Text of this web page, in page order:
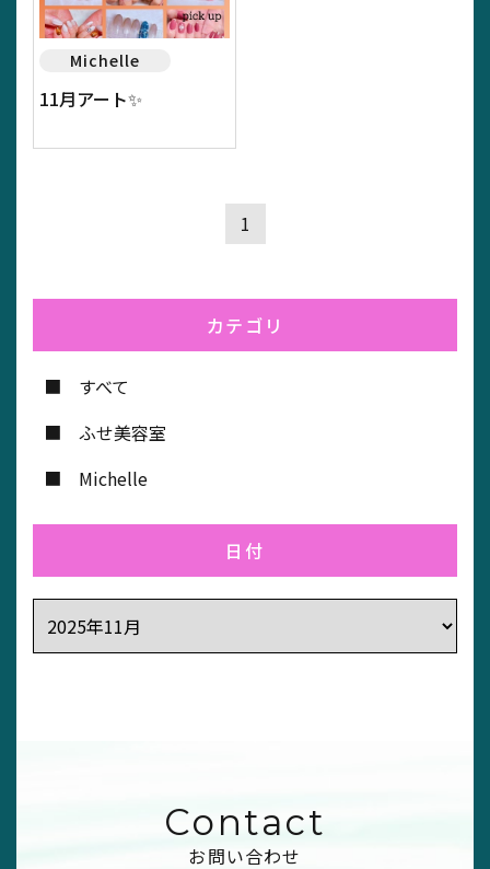
Michelle
11月アート✨
1
カテゴリ
すべて
ふせ美容室
Michelle
日付
Contact
お問い合わせ